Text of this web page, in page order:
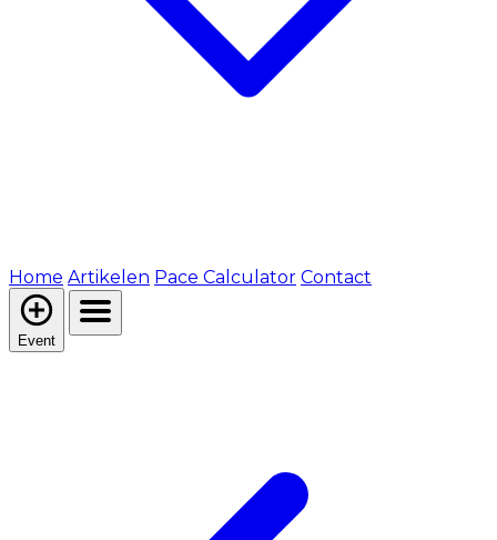
Home Artikelen Pace Calculator Contact
Event